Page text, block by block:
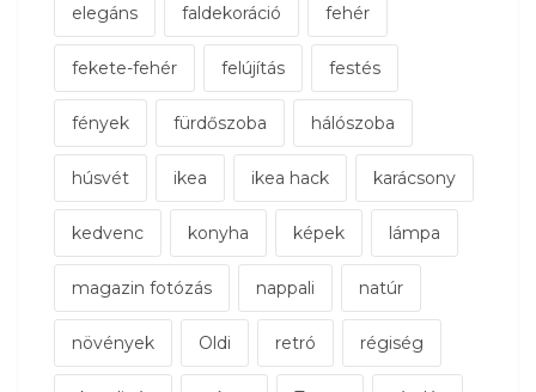
elegáns faldekoráció fehér
fekete-fehér felújítás festés
fények fürdőszoba hálószoba
húsvét ikea ikea hack karácsony
kedvenc konyha képek lámpa
magazin fotózás nappali natúr
növények Oldi retró régiség